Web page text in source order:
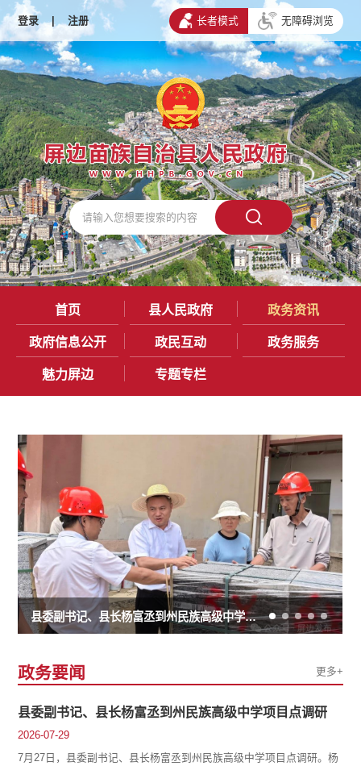
登录 | 注册 长者模式 无障碍浏览
首页 县人民政府 政务资讯
政府信息公开 政民互动 政务服务
魅力屏边 专题专栏
县委副书记、县长杨富丞到州民族高级中学项目点调研
政务要闻
县委副书记、县长杨富丞到州民族高级中学项目点调研
2026-07-29
7月27日，县委副书记、县长杨富丞到州民族高级中学项目点调研。杨
更多+